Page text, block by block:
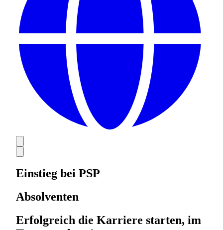
Einstieg bei PSP
Absolventen
Erfolgreich die Karriere starten, im